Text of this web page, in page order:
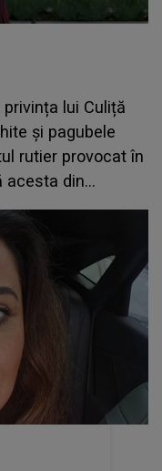
lui Culiță
și pagubele
rutier provocat în
acesta din